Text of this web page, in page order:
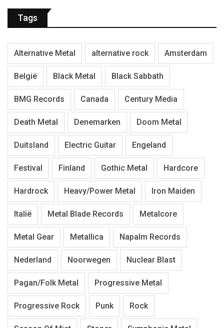
Tags
Alternative Metal alternative rock Amsterdam
België Black Metal Black Sabbath
BMG Records Canada Century Media
Death Metal Denemarken Doom Metal
Duitsland Electric Guitar Engeland
Festival Finland Gothic Metal Hardcore
Hardrock Heavy/Power Metal Iron Maiden
Italië Metal Blade Records Metalcore
Metal Gear Metallica Napalm Records
Nederland Noorwegen Nuclear Blast
Pagan/Folk Metal Progressive Metal
Progressive Rock Punk Rock